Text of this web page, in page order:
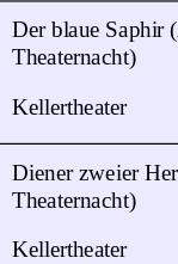
Kellertheater
Der blaue Saphir
Theaternacht)
Kellertheater
Diener zweier
Theaternacht)